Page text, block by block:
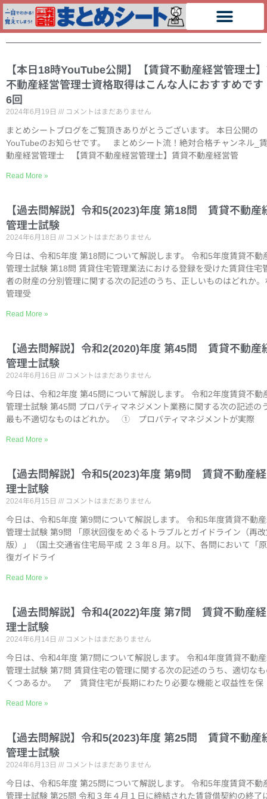
【本日18時YouTube公開】【賃貸不動産経営管理士
不動産経営管理士資格取得はこんな人におすすめです
6回
2024年6月19日 コメントはまだありません
まとめシートブログをご覧頂きありがとうございます。 本日公開の
YouTubeのお知らせです。 まとめシート流！絶対合格チャンネル_
動産経営管理士 【賃貸不動産経営管理士】賃貸不動産経営管
Read More »
【過去問解説】令和5(2023)年度 第18問 賃貸不動産
管理士試験
2024年6月18日 コメントはまだありません
今日は、令和5年度 第18問について解説します。 令和5年度賃貸不動
管理士試験 第18問 賃貸住宅管理業法における登録を受けた賃貸住宅
者の財産の分別管理に関する次の記述のうち、正しいものはどれか。
管理受
Read More »
【過去問解説】令和2(2020)年度 第45問 賃貸不動産
管理士試験
2024年6月16日 コメントはまだありません
今日は、令和2年度 第45問について解説します。 令和2年度賃貸不動
管理士試験 第45問 プロパティマネジメント業務に関する次の記述の
最も不適切なものはどれか。 ① プロパティマネジメントが実際
Read More »
【過去問解説】令和5(2023)年度 第9問 賃貸不動産
理士試験
2024年6月15日 コメントはまだありません
今日は、令和5年度 第9問について解説します。 令和5年度賃貸不動
管理士試験 第9問 「原状回復をめぐるトラブルとガイドライン（再
版）」（国土交通省住宅局平成 ２３年８月。以下、各問において「
復ガイドライ
Read More »
【過去問解説】令和4(2022)年度 第7問 賃貸不動産
理士試験
2024年6月14日 コメントはまだありません
今日は、令和4年度 第7問について解説します。 令和4年度賃貸不動
管理士試験 第7問 賃貸住宅の管理に関する次の記述のうち、適切な
くつあるか。 ア 賃貸住宅が長期にわたり必要な機能と収益性を保
Read More »
【過去問解説】令和5(2023)年度 第25問 賃貸不動産
管理士試験
2024年6月13日 コメントはまだありません
今日は、令和5年度 第25問について解説します。 令和5年度賃貸不動
管理士試験 第25問 令和３年４月１日に締結された賃貸借契約の終了